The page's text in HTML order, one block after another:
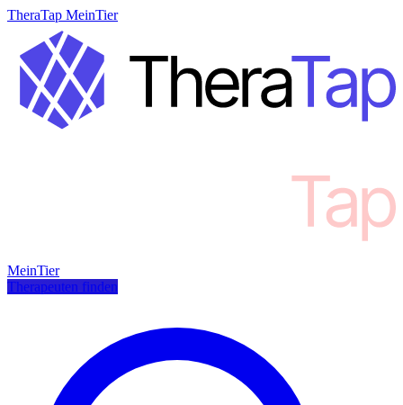
TheraTap MeinTier
MeinTier
Therapeuten finden